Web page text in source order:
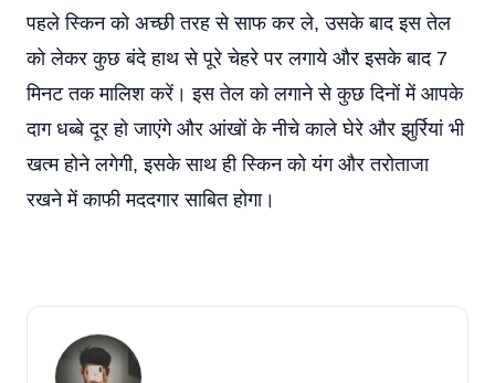
पहले स्किन को अच्छी तरह से साफ कर ले, उसके बाद इस तेल
को लेकर कुछ बंदे हाथ से पूरे चेहरे पर लगाये और इसके बाद 7
मिनट तक मालिश करें। इस तेल को लगाने से कुछ दिनों में आपके
दाग धब्बे दूर हो जाएंगे और आंखों के नीचे काले घेरे और झुर्रियां भी
खत्म होने लगेगी, इसके साथ ही स्किन को यंग और तरोताजा
रखने में काफी मददगार साबित होगा।